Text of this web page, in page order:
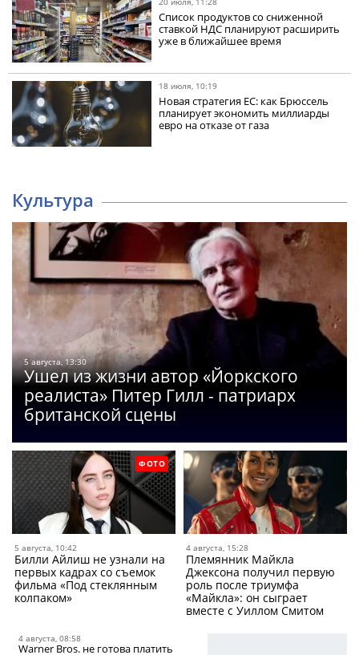
Список продуктов со сниженной
ставкой НДС планируют расширить
уже в ближайшее время
18 июля, 10:19
Новая стратегия ЕС: как Брюссель
планирует экономить миллиарды
евро на отказе от газа
Культура
5 августа, 13:30
Ушел из жизни автор «Йоркского
реалиста» Питер Гилл - патриарх
британской сцены
ФОТО
5 августа, 10:42
Билли Айлиш не узнали на
первых кадрах со съемок
фильма «Под стеклянным
колпаком»
4 августа, 15:28
Племянник Майкла
Джексона получил первую
роль после триумфа
«Майкла»: он сыграет
вместе с Уиллом Смитом
4 августа, 08:58
Warner Bros. не готова платить